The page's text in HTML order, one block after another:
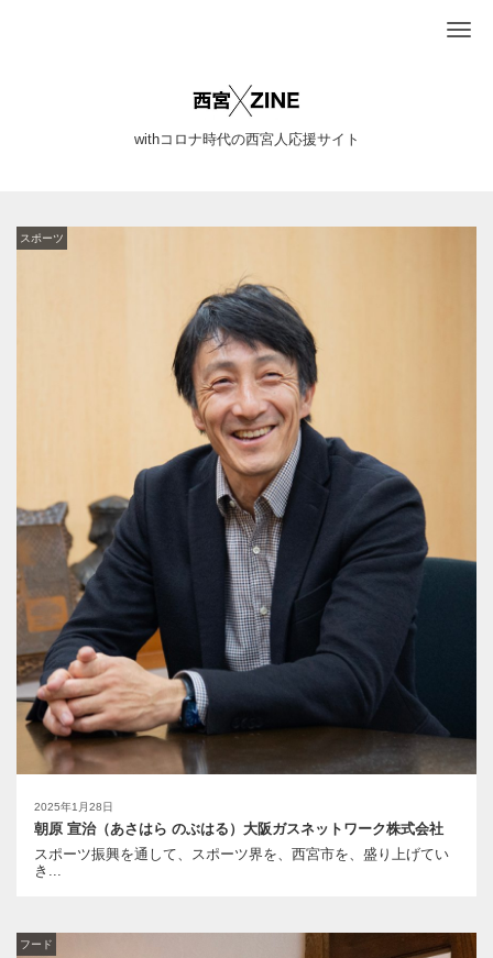
withコロナ時代の西宮人応援サイト
2025年1月28日
スポーツ
朝原 宣治（あさはら のぶはる）大阪ガスネットワーク株式会社
スポーツ振興を通して、スポーツ界を、西宮市を、盛り上げてい
き...
フード